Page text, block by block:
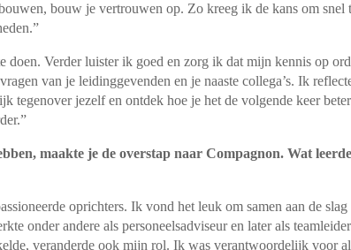
bouw je vertrouwen op. Zo kreeg ik de kans om snel
doen. Verder luister ik goed en zorg ik dat mijn kennis op
van je leidinggevenden en je naaste collega’s. Ik
tegenover jezelf en ontdek hoe je het de volgende keer
maakte je de overstap naar Compagnon. Wat
oprichters. Ik vond het leuk om samen aan de slag
onder andere als personeelsadviseur en later als
veranderde ook mijn rol. Ik was verantwoordelijk voor